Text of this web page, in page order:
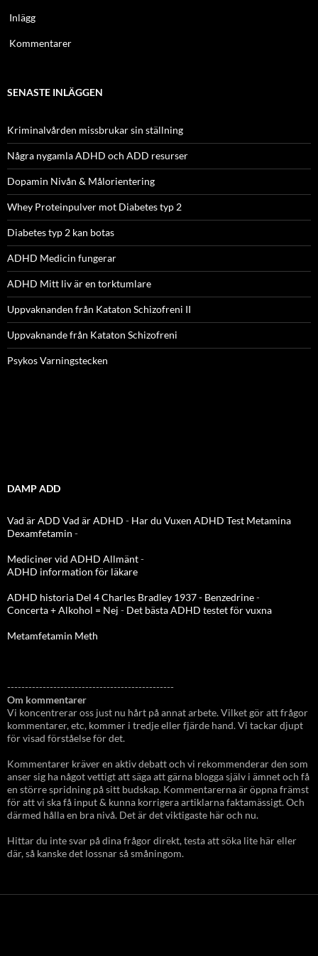
Inlägg
Kommentarer
SENASTE INLÄGGEN
Kriminalvården missbrukar sin ställning
Några nygamla ADHD och ADD resurser
Dopamin Nivån & Målorientering
Whey Proteinpulver mot Diabetes typ 2
Diabetes typ 2 kan botas
ADHD Medicin fungerar
ADHD Mitt liv är en torktumlare
Uppvaknanden från Kataton Schizofreni II
Uppvaknande från Kataton Schizofreni
Psykos Varningstecken
DAMP ADD
Vad är ADD Vad är ADHD - Har du Vuxen ADHD Test Metamina
Dexamfetamin -
Mediciner vid ADHD Allmänt-
ADHD information för läkare
ADHD historia Del 4 Charles Bradley 1937 - Benzedrine-
Concerta + Alkohol = Nej - Det bästa ADHD testet för vuxna
Metamfetamin Meth
-----------------------------------------------
Om kommentarer
Vi koncentrerar oss just nu hårt på annat arbete. Vilket gör att frågor
kommentarer, etc, kommer i tredje eller fjärde hand. Vi tackar djupt
för visad förståelse för det.
Kommentarer kräver en aktiv debatt och vi rekommenderar den som
anser sig ha något vettigt att säga att gärna blogga själv i ämnet och få
en större spridning på sitt budskap. Kommentarerna är öppna främst
för att vi ska få input & kunna korrigera artiklarna faktamässigt. Och
därmed hålla en bra nivå. Det är det viktigaste här och nu.
Hittar du inte svar på dina frågor direkt, testa att söka lite här eller
där, så kanske det lossnar så småningom.